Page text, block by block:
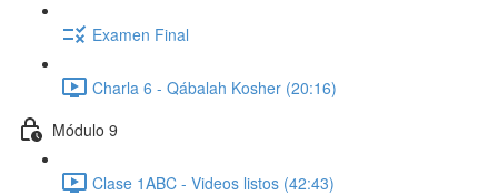
Examen Final
Charla 6 - Qábalah Kosher (20:16)
Módulo 9
Clase 1ABC - Videos listos (42:43)